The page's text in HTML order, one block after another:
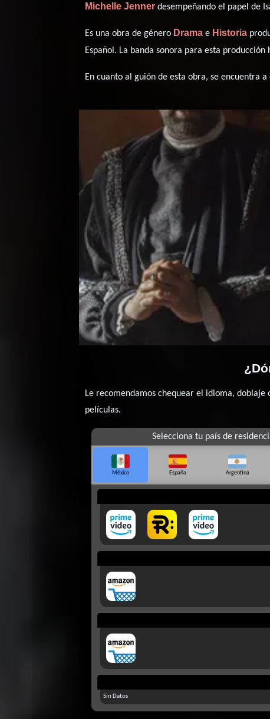
Michelle Jenner desempeñando el papel de
Es una obra de género Drama e Historia
Español . La banda sonora para esta producción
En cuanto al guión de esta obra, se encuentra
Le recomendamos chequear el idioma,
películas.
Selecciona tu país de
México España Argentina
Sin Datos